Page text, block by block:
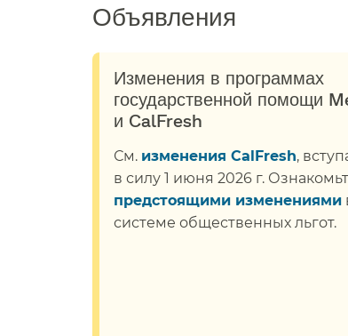
Объявления​​
Изменения в программах
государственной помощи
и CalFresh​​
См. изменения CalFresh,
в силу 1 июня 2026 г.
предстоящими изменениями
системе общественных льгот.​​